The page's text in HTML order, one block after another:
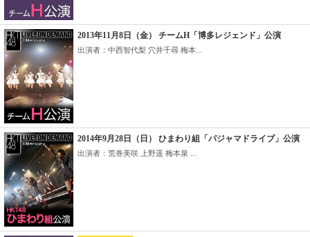
2013年11月8日（金） チームH「博多レジェンド」公演
出演者：中西智代梨 穴井千尋 梅本...
2014年9月28日（日） ひまわり組「パジャマドライブ」公演
出演者：荒巻美咲 上野遥 梅本泉 ...